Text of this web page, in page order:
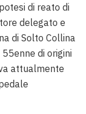
di reato di
delegato e
di Solto Collina
di origini
attualmente